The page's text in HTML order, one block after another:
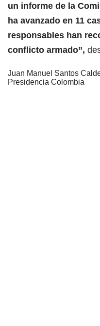
un informe de la
ha avanzado en 11
responsables han
conflicto armado”,
Juan Manuel Santos
Presidencia Colombia